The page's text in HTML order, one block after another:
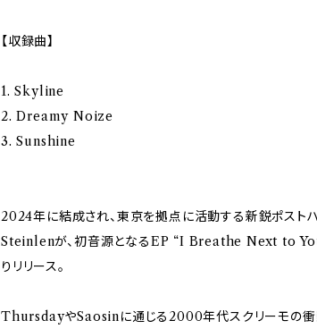
【収録曲】
1. Skyline
2. Dreamy Noize
3. Sunshine
2024年に結成され、東京を拠点に活動する新鋭ポスト
Steinlenが、初音源となるEP “I Breathe Next to
りリリース。
ThursdayやSaosinに通じる2000年代スクリーモの